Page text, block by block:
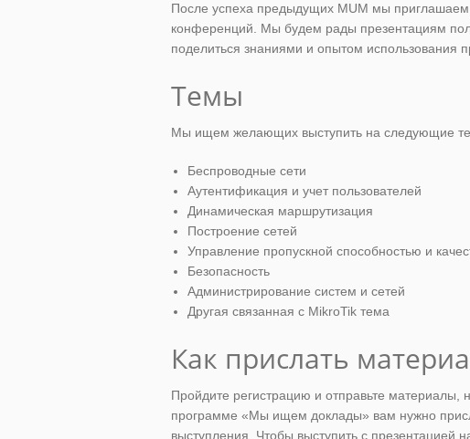
После успеха предыдущих MUM мы приглашаем
конференций. Мы будем рады презентациям
поделиться знаниями и опытом использования
Темы
Мы ищем желающих выступить на следующие
Беспроводные сети
Аутентификация и учет пользователей
Динамическая маршрутизация
Построение сетей
Управление пропускной способностью и
Безопасность
Администрирование систем и сетей
Другая связанная с MikroTik тема
Как прислать
Пройдите регистрацию и отправьте материалы,
программе «Мы ищем доклады» вам нужно
выступления. Чтобы выступить с презентацией